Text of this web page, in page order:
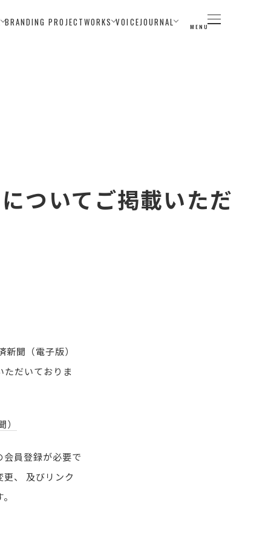
MENU
BRANDING PROJECTWORKS VOICEJOURNAL
ついてご掲載いただ
聞（電子版）
ただいておりま
会員登録が必要で
、
及びリンク